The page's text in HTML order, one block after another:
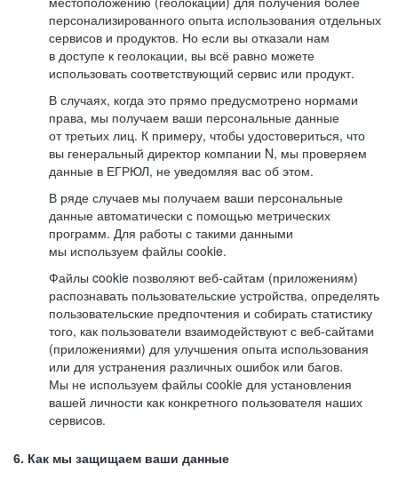
персонализированного опыта использования отдельных
сервисов и продуктов. Но если вы отказали нам
в доступе к геолокации, вы всё равно можете
использовать соответствующий сервис или продукт.
В случаях, когда это прямо предусмотрено нормами
права, мы получаем ваши персональные данные
от третьих лиц. К примеру, чтобы удостовериться, что
вы генеральный директор компании N, мы проверяем
данные в ЕГРЮЛ, не уведомляя вас об этом.
В ряде случаев мы получаем ваши персональные
данные автоматически с помощью метрических
программ. Для работы с такими данными
мы используем файлы cookie.
Файлы cookie позволяют веб-сайтам (приложениям)
распознавать пользовательские устройства, определять
пользовательские предпочтения и собирать статистику
того, как пользователи взаимодействуют с веб-сайтами
(приложениями) для улучшения опыта использования
или для устранения различных ошибок или багов.
Мы не используем файлы cookie для установления
вашей личности как конкретного пользователя наших
сервисов.
6. Как мы защищаем ваши данные